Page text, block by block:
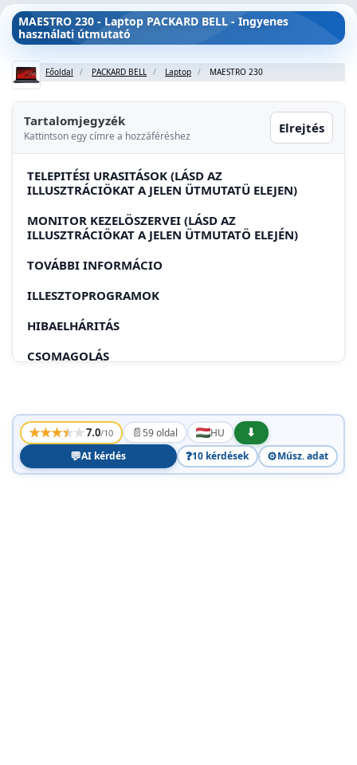
MAESTRO 230 - Laptop PACKARD BELL - Ingyenes
használati útmutató
Főoldal PACKARD BELL Laptop MAESTRO 230
Tartalomjegyzék
Kattintson egy címre a hozzáféréshez
Elrejtés
TELEPITÉSI URASITÁSOK (LÁSD AZ
ILLUSZTRÁCIÖKAT A JELEN ÜTMUTATÜ ELEJEN)
MONITOR KEZELÖSZERVEI (LÁSD AZ
ILLUSZTRÁCIÖKAT A JELEN ÜTMUTATÖ ELEJÉN)
TOVÁBBI INFORMÁCIO
ILLESZTOPROGRAMOK
HIBAELHÁRITÁS
CSOMAGOLÁS
BEZPECNOSTNI POKNYA POKNY PRO UDRZBU
★★★★★7.0/10 📄59 oldal HU
⬇
💬AI kérdés ❓10 kérdések ⚙️Műsz. adat